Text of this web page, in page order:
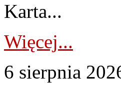
Karta...
Więcej...
6 sierpnia